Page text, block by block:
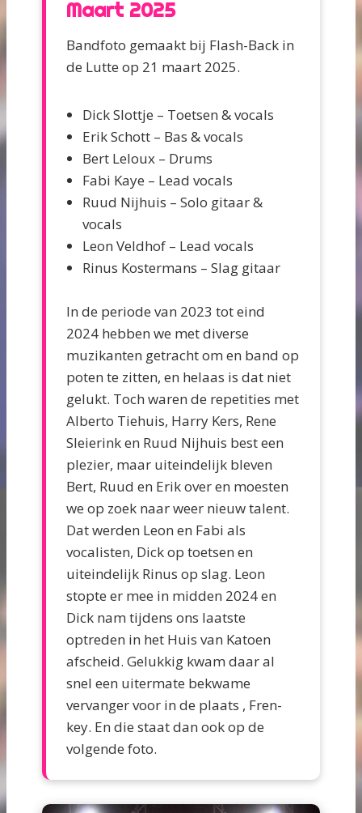
Maart 2025
Bandfoto gemaakt bij Flash-Back in
de Lutte op 21 maart 2025.
Dick Slottje – Toetsen & vocals
Erik Schott – Bas & vocals
Bert Leloux – Drums
Fabi Kaye – Lead vocals
Ruud Nijhuis – Solo gitaar &
vocals
Leon Veldhof – Lead vocals
Rinus Kostermans – Slag gitaar
In de periode van 2023 tot eind
2024 hebben we met diverse
muzikanten getracht om en band op
poten te zitten, en helaas is dat niet
gelukt. Toch waren de repetities met
Alberto Tiehuis, Harry Kers, Rene
Sleierink en Ruud Nijhuis best een
plezier, maar uiteindelijk bleven
Bert, Ruud en Erik over en moesten
we op zoek naar weer nieuw talent.
Dat werden Leon en Fabi als
vocalisten, Dick op toetsen en
uiteindelijk Rinus op slag. Leon
stopte er mee in midden 2024 en
Dick nam tijdens ons laatste
optreden in het Huis van Katoen
afscheid. Gelukkig kwam daar al
snel een uitermate bekwame
vervanger voor in de plaats , Fren-
key. En die staat dan ook op de
volgende foto.